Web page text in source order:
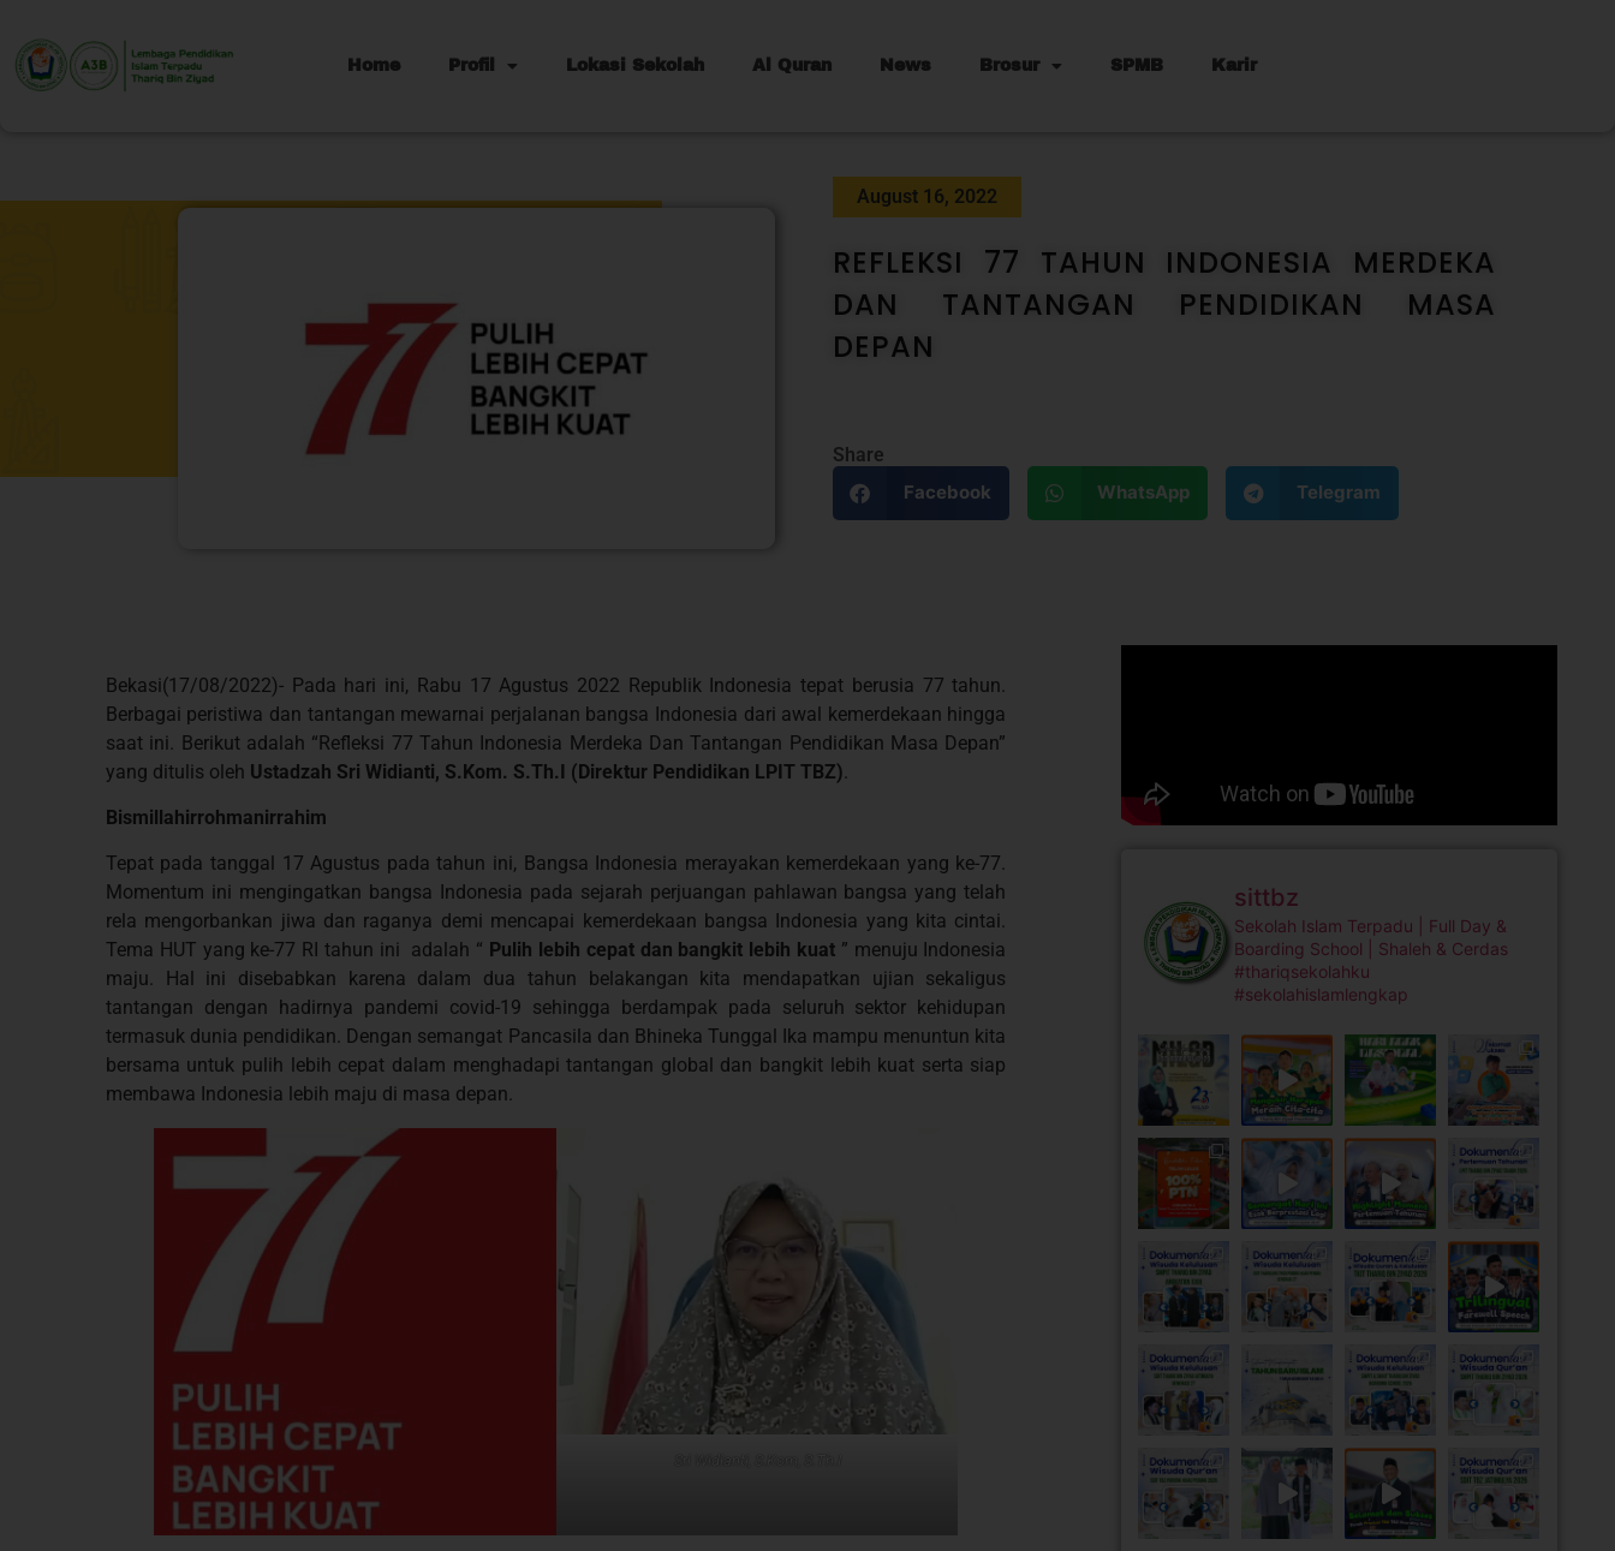
Home Profil Lokasi Sekolah Al Quran News Brosur SPMB Karir
August 16, 2022
REFLEKSI 77 TAHUN INDONESIA MERDEKA
DAN TANTANGAN PENDIDIKAN MASA
DEPAN
Share
Facebook
WhatsApp Telegram
Bekasi(17/08/2022)- Pada hari ini, Rabu 17 Agustus 2022 Republik Indonesia tepat berusia 77 tahun.
Berbagai peristiwa dan tantangan mewarnai perjalanan bangsa Indonesia dari awal kemerdekaan hingga
saat ini. Berikut adalah “Refleksi 77 Tahun Indonesia Merdeka Dan Tantangan Pendidikan Masa Depan”
yang ditulis oleh Ustadzah Sri Widianti, S.Kom. S.Th.I (Direktur Pendidikan LPIT TBZ)
Bismillahirrohmanirrahim
Tepat pada tanggal 17 Agustus pada tahun ini, Bangsa Indonesia merayakan kemerdekaan yang ke-77.
Momentum ini mengingatkan bangsa Indonesia pada sejarah perjuangan pahlawan bangsa yang telah
rela mengorbankan jiwa dan raganya demi mencapai kemerdekaan bangsa Indonesia yang kita cintai.
Tema HUT yang ke-77 RI tahun ini adalah “ Pulih lebih cepat dan bangkit lebih kuat ” menuju Indonesia
maju. Hal ini disebabkan karena dalam dua tahun belakangan kita mendapatkan ujian sekaligus
tantangan dengan hadirnya pandemi covid-19 sehingga berdampak pada seluruh sektor kehidupan
termasuk dunia pendidikan. Dengan semangat Pancasila dan Bhineka Tunggal Ika mampu menuntun kita
bersama untuk pulih lebih cepat dalam menghadapi tantangan global dan bangkit lebih kuat serta siap
membawa Indonesia lebih maju di masa depan.
sittbz
Sekolah Islam Terpadu | Full Day &
Boarding School | Shaleh & Cerdas
#thariqsekolahku
#sekolahislamlengkap